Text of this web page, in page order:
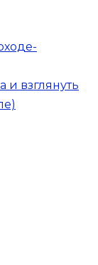
и взглянуть